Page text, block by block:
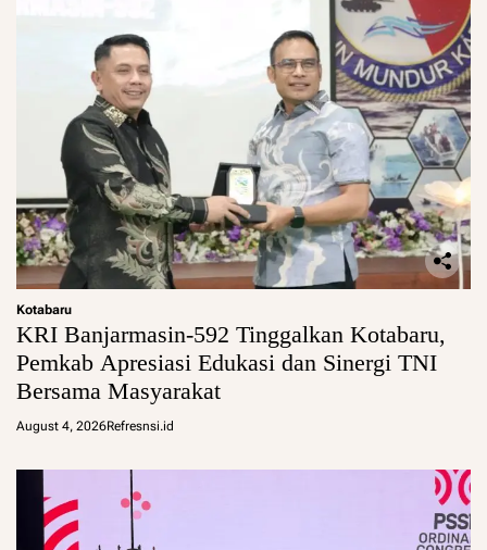
Kotabaru
KRI Banjarmasin-592 Tinggalkan Kotabaru,
Pemkab Apresiasi Edukasi dan Sinergi TNI
Bersama Masyarakat
August 4, 2026Refresnsi.id